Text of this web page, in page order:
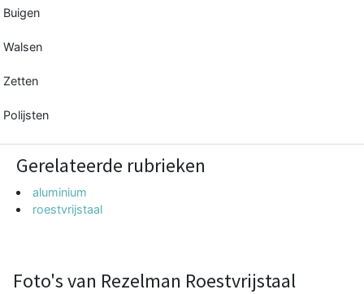
Buigen
Walsen
Zetten
Polijsten
Gerelateerde rubrieken
aluminium
roestvrijstaal
Foto's van Rezelman Roestvrijstaal